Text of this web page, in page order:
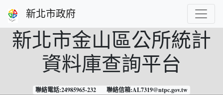
新北市政府
新北市金山區公所統計
資料庫查詢平台
聯絡電話:24985965-232 聯絡信箱:AL7319@ntpc.gov.tw